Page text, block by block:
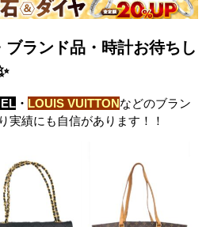
ブランド品・時計お待ちし
・ LOUIS VUITTONなどのブラン
実績にも自信があります！！